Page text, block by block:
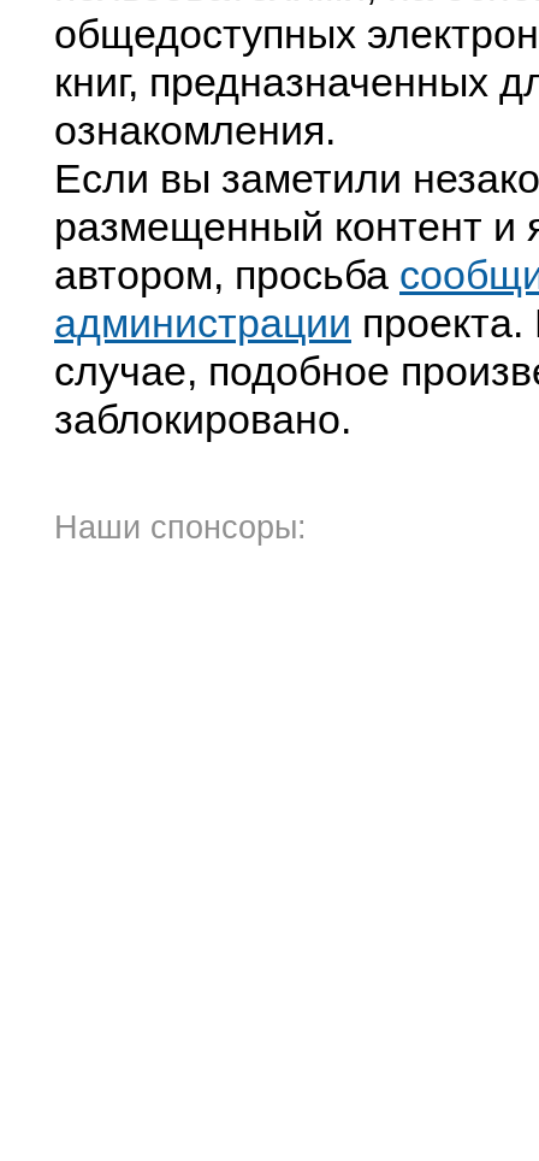
общедоступных
книг, предназначенных
ознакомления.
Если вы заметили
размещенный контент и
автором, просьба
администрации
случае, подобное
заблокировано.
Наши спонсоры: